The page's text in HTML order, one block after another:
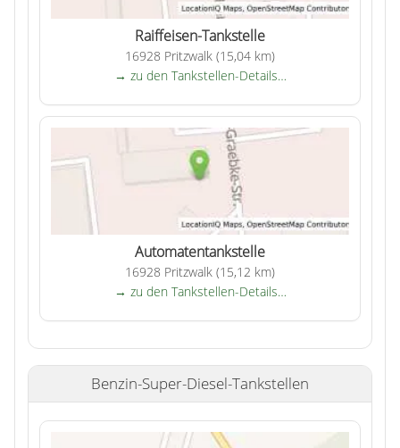
Raiffeisen-Tankstelle
16928 Pritzwalk (15,04 km)
→ zu den Tankstellen-Details…
Automatentankstelle
16928 Pritzwalk (15,12 km)
→ zu den Tankstellen-Details…
Benzin-Super-Diesel-Tankstellen